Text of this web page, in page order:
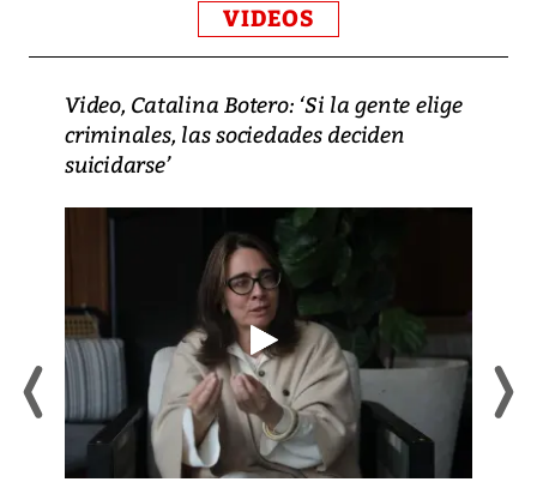
VIDEOS
Video, Catalina Botero: ‘Si la gente elige
criminales, las sociedades deciden
suicidarse’